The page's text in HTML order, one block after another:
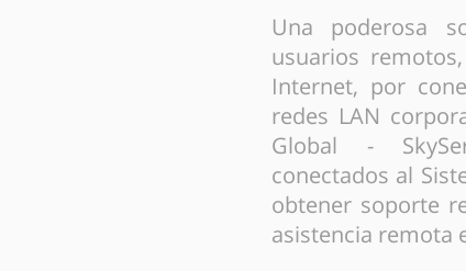
Una poderosa
usuarios
Internet, por
redes LAN
Global -
conectados al
obtener soporte
asistencia remota